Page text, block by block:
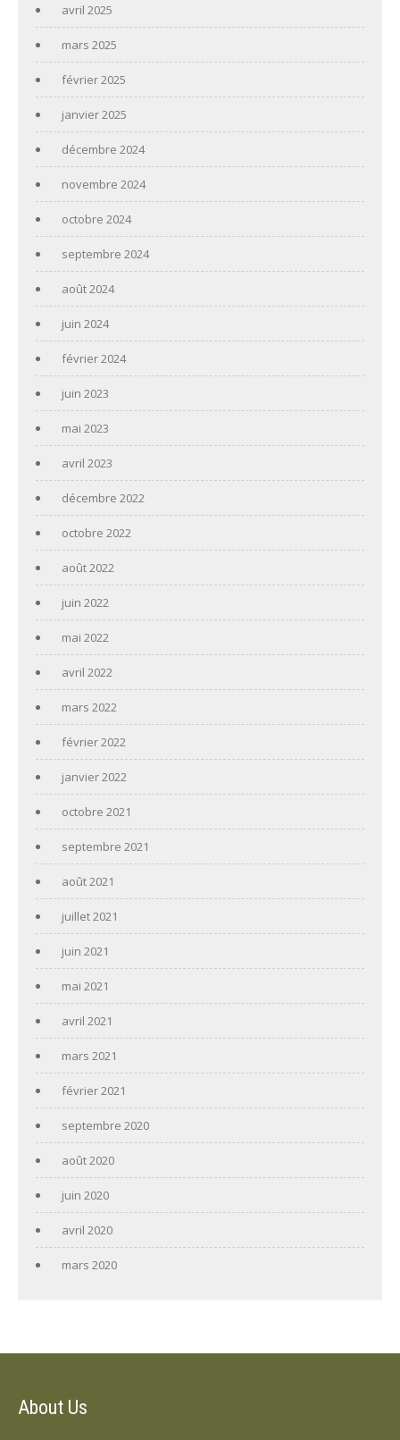
avril 2025
mars 2025
février 2025
janvier 2025
décembre 2024
novembre 2024
octobre 2024
septembre 2024
août 2024
juin 2024
février 2024
juin 2023
mai 2023
avril 2023
décembre 2022
octobre 2022
août 2022
juin 2022
mai 2022
avril 2022
mars 2022
février 2022
janvier 2022
octobre 2021
septembre 2021
août 2021
juillet 2021
juin 2021
mai 2021
avril 2021
mars 2021
février 2021
septembre 2020
août 2020
juin 2020
avril 2020
mars 2020
About Us